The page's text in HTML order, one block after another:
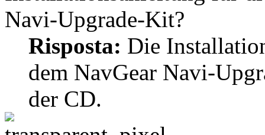
Navi-Upgrade-Kit?
Risposta: Die
dem NavGear Navi-
der CD.